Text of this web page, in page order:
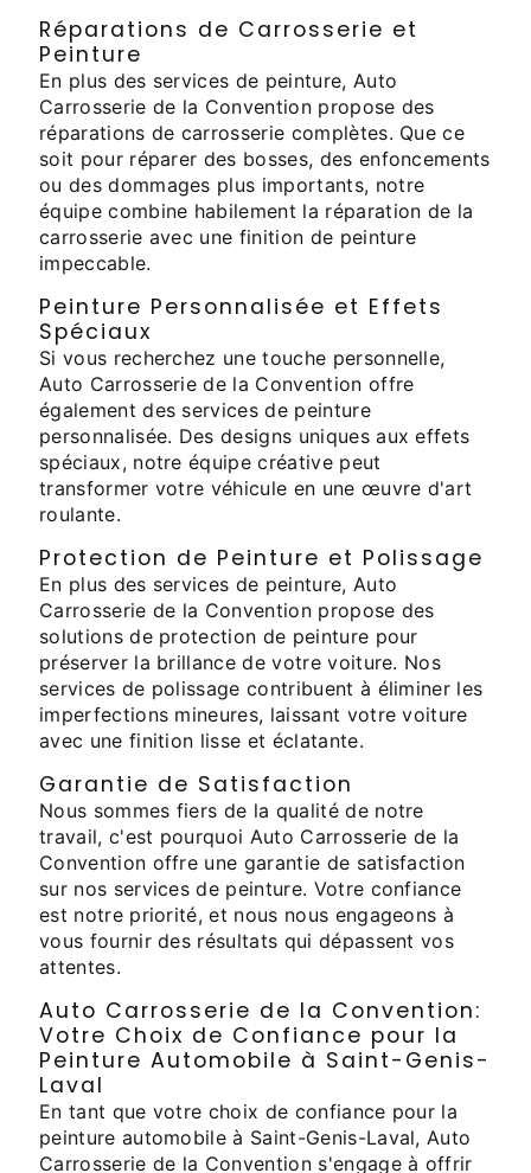
Réparations de Carrosserie et
Peinture
En plus des services de peinture, Auto
Carrosserie de la Convention propose des
réparations de carrosserie complètes. Que ce
soit pour réparer des bosses, des enfoncements
ou des dommages plus importants, notre
équipe combine habilement la réparation de la
carrosserie avec une finition de peinture
impeccable.
Peinture Personnalisée et Effets
Spéciaux
Si vous recherchez une touche personnelle,
Auto Carrosserie de la Convention offre
également des services de peinture
personnalisée. Des designs uniques aux effets
spéciaux, notre équipe créative peut
transformer votre véhicule en une œuvre d'art
roulante.
Protection de Peinture et Polissage
En plus des services de peinture, Auto
Carrosserie de la Convention propose des
solutions de protection de peinture pour
préserver la brillance de votre voiture. Nos
services de polissage contribuent à éliminer les
imperfections mineures, laissant votre voiture
avec une finition lisse et éclatante.
Garantie de Satisfaction
Nous sommes fiers de la qualité de notre
travail, c'est pourquoi Auto Carrosserie de la
Convention offre une garantie de satisfaction
sur nos services de peinture. Votre confiance
est notre priorité, et nous nous engageons à
vous fournir des résultats qui dépassent vos
attentes.
Auto Carrosserie de la Convention:
Votre Choix de Confiance pour la
Peinture Automobile à Saint-Genis-
Laval
En tant que votre choix de confiance pour la
peinture automobile à Saint-Genis-Laval, Auto
Carrosserie de la Convention s'engage à offrir